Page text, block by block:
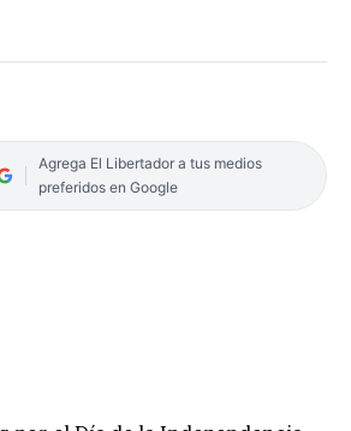
Agrega El Libertador a tus medios
preferidos en Google